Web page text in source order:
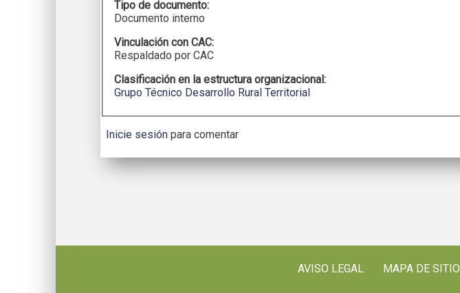
Tipo de documento:
Documento interno
Vinculación con CAC:
Respaldado por CAC
Clasificación en la estructura organizacional:
Grupo Técnico Desarrollo Rural Territorial
Inicie sesión para comentar
AVISO LEGAL MAPA DE SITIO